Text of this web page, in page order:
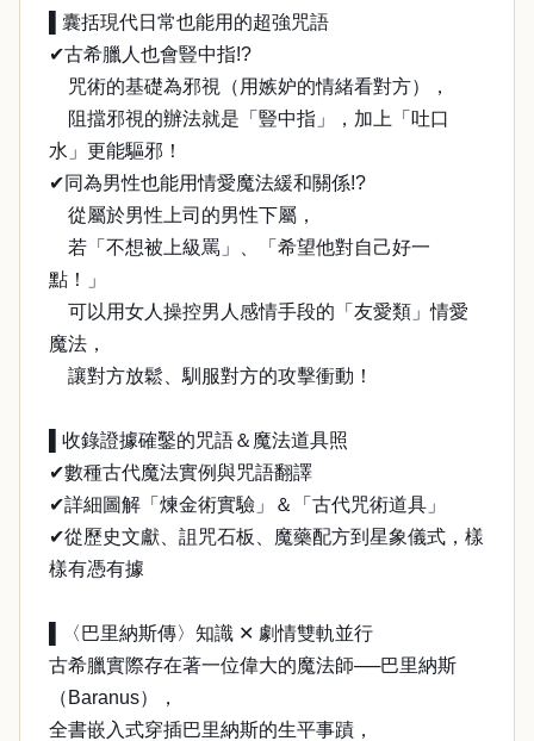
▌囊括現代日常也能用的超強咒語
✔古希臘人也會豎中指!?
咒術的基礎為邪視（用嫉妒的情緒看對方），
阻擋邪視的辦法就是「豎中指」，加上「吐口
水」更能驅邪！
✔同為男性也能用情愛魔法緩和關係!?
從屬於男性上司的男性下屬，
若「不想被上級罵」、「希望他對自己好一
點！」
可以用女人操控男人感情手段的「友愛類」情愛
魔法，
讓對方放鬆、馴服對方的攻擊衝動！
▌收錄證據確鑿的咒語＆魔法道具照
✔數種古代魔法實例與咒語翻譯
✔詳細圖解「煉金術實驗」＆「古代咒術道具」
✔從歷史文獻、詛咒石板、魔藥配方到星象儀式，樣
樣有憑有據
▌〈巴里納斯傳〉知識 ✕ 劇情雙軌並行
古希臘實際存在著一位偉大的魔法師──巴里納斯
（Baranus），
全書嵌入式穿插巴里納斯的生平事蹟，